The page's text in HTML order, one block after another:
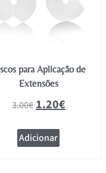
para Aplicação de
Extensões
3.00€1.20€
Adicionar